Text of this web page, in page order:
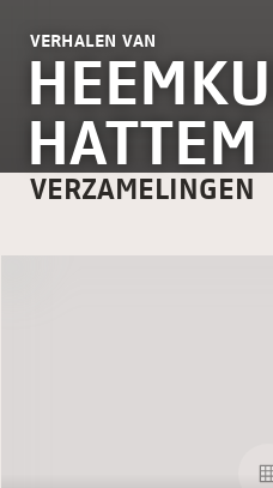
VERHALEN VAN
HATTEM
VERZAMELINGEN